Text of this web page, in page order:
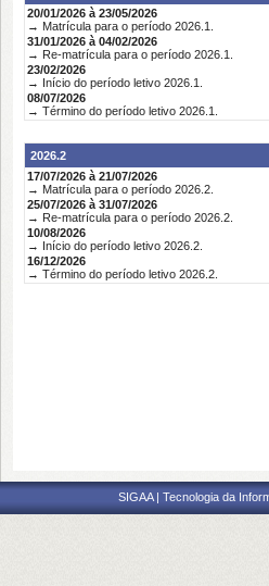
20/01/2026 à 23/05/2026
→ Matrícula para o período 2026.1.
31/01/2026 à 04/02/2026
→ Re-matrícula para o período 2026.1.
23/02/2026
→ Início do período letivo 2026.1.
08/07/2026
→ Término do período letivo 2026.1.
2026.2
17/07/2026 à 21/07/2026
→ Matrícula para o período 2026.2.
25/07/2026 à 31/07/2026
→ Re-matrícula para o período 2026.2.
10/08/2026
→ Início do período letivo 2026.2.
16/12/2026
→ Término do período letivo 2026.2.
SIGAA | Tecnologia da